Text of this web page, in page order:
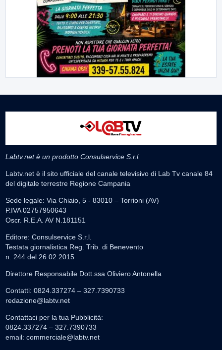
Labtv.net è un prodotto Consulservice S.r.l.
Labtv.net è il sito ufficiale del canale televisivo di Lab Tv canale 84
del digitale terrestre Regione Campania
Sede legale: Via Chiaio, 5 - 83010 – Torrioni (AV)
P.IVA 02757950643
Oscr. R.E.A. AV N.181151
Editore: Consulservice S.r.l.
Testata giornalistica Reg. Trib. di Benevento
n. 244 del 26.02.2015
Direttore Responsabile Dott.ssa Oliviero Antonella
Contatti: 0824.337274 – 327.7390733
redazione@labtv.net
Contattaci per la tua Pubblicità:
0824.337274 – 327.7390733
email: commerciale@labtv.net